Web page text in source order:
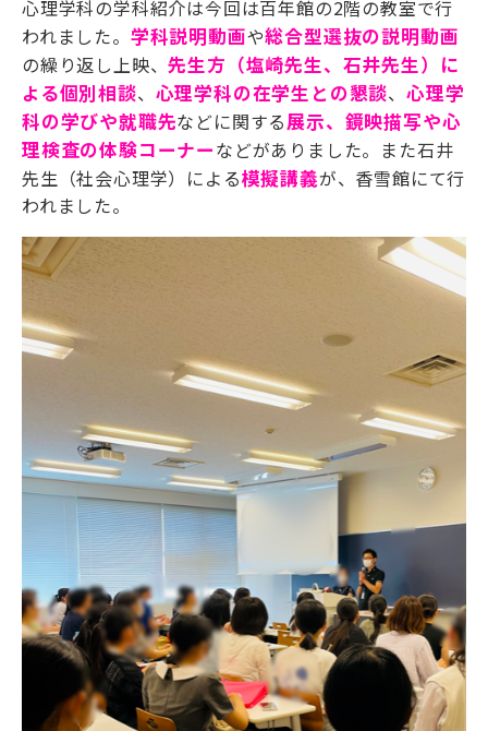
心理学科の学科紹介は今回は百年館の2階の教室で行
われました。 学科説明動画や総合型選抜の説明動画
の繰り返し上映、先生方（塩崎先生、石井先生）に
よる個別相談、 心理学科の在学生との懇談、心理学
科の学びや就職先などに関する展示、鏡映描写や心
理検査の体験コーナーなどがありました。また石井
先生（社会心理学）による模擬講義が、香雪館にて行
われました。